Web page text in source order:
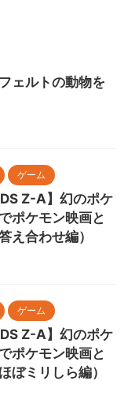
ェルトの動物を
ゲーム
Z-A】幻のポケ
ポケモン映画と
え合わせ編）
ゲーム
Z-A】幻のポケ
ポケモン映画と
ぼミリしら編）